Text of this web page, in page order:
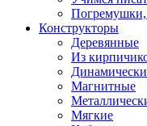
Погремушки,
Конструкторы
Деревянные
Из
Магнитные
Мягкие